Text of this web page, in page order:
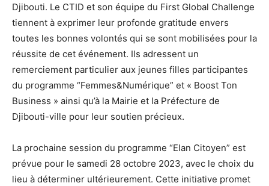
Djibouti. Le CTID et son équipe du First Global Challenge
tiennent à exprimer leur profonde gratitude envers
toutes les bonnes volontés qui se sont mobilisées pour la
réussite de cet événement. Ils adressent un
remerciement particulier aux jeunes filles participantes
du programme “Femmes&Numérique” et « Boost Ton
Business » ainsi qu’à la Mairie et la Préfecture de
Djibouti-ville pour leur soutien précieux.
La prochaine session du programme “Elan Citoyen” est
prévue pour le samedi 28 octobre 2023, avec le choix du
lieu à déterminer ultérieurement. Cette initiative promet